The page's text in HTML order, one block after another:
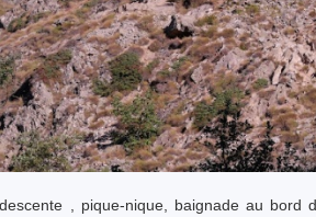
, pique-nique, baignade au bord